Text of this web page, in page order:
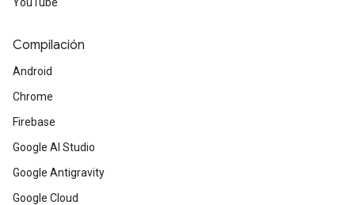
Compilación
Android
Chrome
Firebase
Google AI Studio
Google Antigravity
Google Cloud